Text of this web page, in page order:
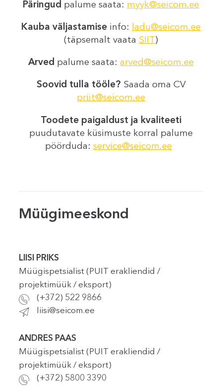
Päringud palume saata: myyk@seicom.ee
Kauba väljastamise info: ladu@seicom.ee
(täpsemalt vaata SIIT )
Arved palume saata: arved@seicom.ee
Soovid tulla tööle? Saada oma CV
priit@seicom.ee
Toodete paigaldust ja kvaliteeti
puudutavate küsimuste korral palume
pöörduda: service@seicom.ee
Müügimeeskond
LIISI PRIKS
Müügispetsialist (PUIT erakliendid /
projektimüük / eksport)
(+372) 522 9866
liisi@seicom.ee
ANDRES PAAS
Müügispetsialist (PUIT erakliendid /
projektimüük / eksport)
(+372) 5800 3390